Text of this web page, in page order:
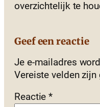
overzichtelijk te
Geef een reactie
Je e-mailadres
Vereiste velden
Reactie*